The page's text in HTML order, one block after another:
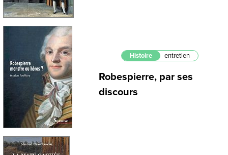
Histoire entretien
Robespierre, par ses
discours